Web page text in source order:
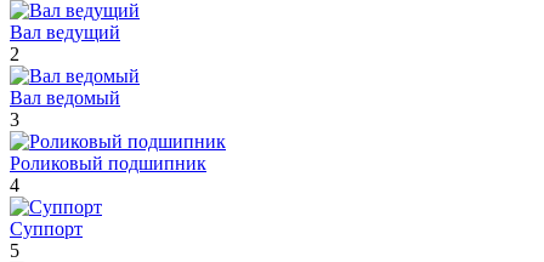
Вал ведущий
2
Вал ведомый
3
Роликовый подшипник
4
Суппорт
5